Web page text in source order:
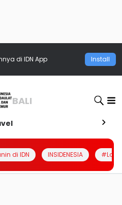
di IDN App Install
BALI
di IDN INSIDENESIA